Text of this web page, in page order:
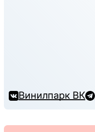
Винилпарк ВК